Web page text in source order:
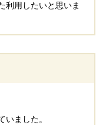
利用したいと思いま
ました。